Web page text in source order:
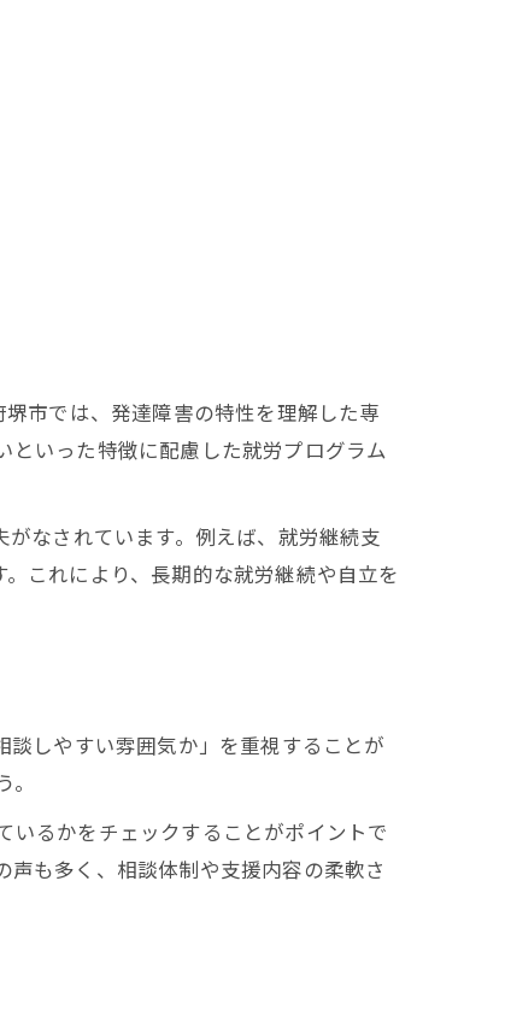
市では、発達障害の特性を理解した専
といった特徴に配慮した就労プログラム
なされています。例えば、就労継続支
これにより、長期的な就労継続や自立を
しやすい雰囲気か」を重視することが
いるかをチェックすることがポイントで
も多く、相談体制や支援内容の柔軟さ